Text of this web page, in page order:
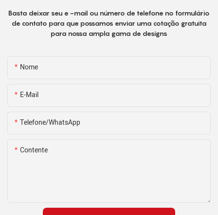
Basta deixar seu e -mail ou número de telefone no formulário
de contato para que possamos enviar uma cotação gratuita
para nossa ampla gama de designs
Nome
E-Mail
Telefone/WhatsApp
Contente